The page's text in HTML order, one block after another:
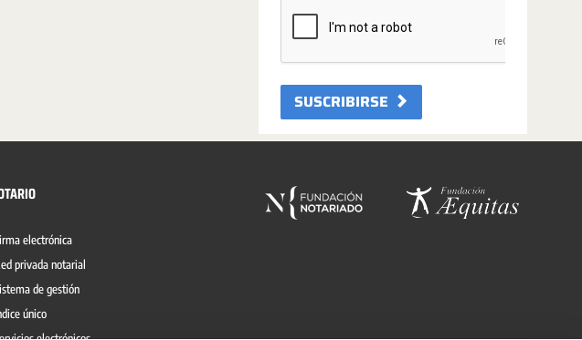
SUSCRIBIRSE
electrónica
privada notarial
de gestión
único